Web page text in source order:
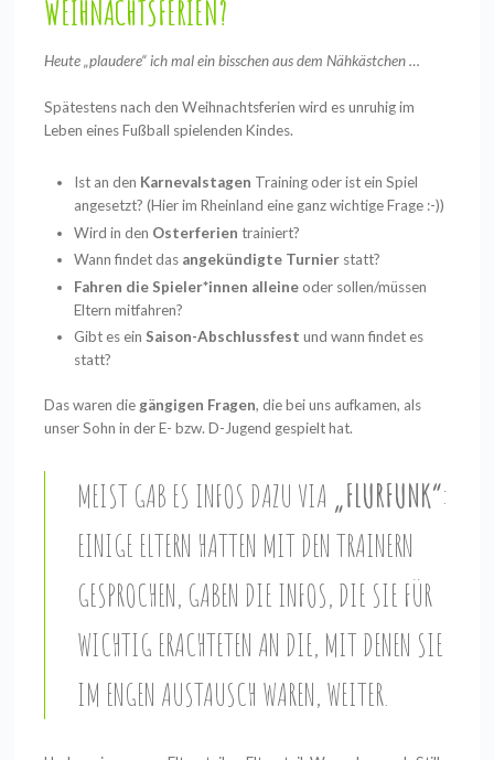
WEIHNACHTSFERIEN?
Heute „plaudere“ ich mal ein bisschen aus dem Nähkästchen …
Spätestens nach den Weihnachtsferien wird es unruhig im
Leben eines Fußball spielenden Kindes.
Ist an den Karnevalstagen Training oder ist ein Spiel
angesetzt? (Hier im Rheinland eine ganz wichtige Frage :-))
Wird in den Osterferien trainiert?
Wann findet das angekündigte Turnier statt?
Fahren die Spieler*innen alleineoder sollen/müssen
Eltern mitfahren?
Gibt es ein Saison-Abschlussfest und wann findet es
statt?
Das waren die gängigen Fragen, die bei uns aufkamen, als
unser Sohn in der E- bzw. D-Jugend gespielt hat.
MEIST GAB ES INFOS DAZU VIA „FLURFUNK“:
EINIGE ELTERN HATTEN MIT DEN TRAINERN
GESPROCHEN, GABEN DIE INFOS, DIE SIE FÜR
WICHTIG ERACHTETEN AN DIE, MIT DENEN SIE
IM ENGEN AUSTAUSCH WAREN, WEITER.